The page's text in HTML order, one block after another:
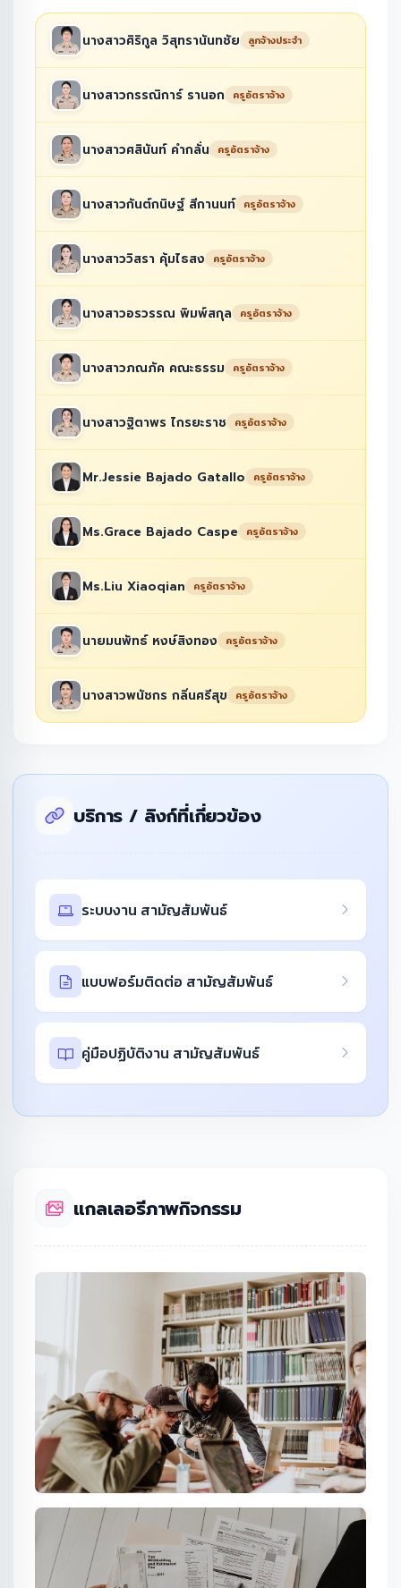
นางสาวศิริกูล วิสุทรานันทชัย ลูกจ้างประจำ
นางสาวกรรณิการ์ รานอก ครูอัตราจ้าง
นางสาวศสินันท์ คำกลั่น ครูอัตราจ้าง
นางสาวกันต์กนิษฐ์ สีกานนท์ ครูอัตราจ้าง
นางสาววิสรา คุ้มไธสง ครูอัตราจ้าง
นางสาวอรวรรณ พิมพ์สกุล ครูอัตราจ้าง
นางสาวภณภัค คณะธรรม ครูอัตราจ้าง
นางสาวฐิตาพร ไกรยะราช ครูอัตราจ้าง
Mr.Jessie Bajado Gatallo ครูอัตราจ้าง
Ms.Grace Bajado Caspe ครูอัตราจ้าง
Ms.Liu Xiaoqian ครูอัตราจ้าง
นายมนพัทธ์ หงษ์สิงทอง ครูอัตราจ้าง
นางสาวพนัชกร กลิ่นศรีสุข ครูอัตราจ้าง
บริการ / ลิงก์ที่เกี่ยวข้อง
ระบบงาน สามัญสัมพันธ์
แบบฟอร์มติดต่อ สามัญสัมพันธ์
คู่มือปฏิบัติงาน สามัญสัมพันธ์
แกลเลอรีภาพกิจกรรม